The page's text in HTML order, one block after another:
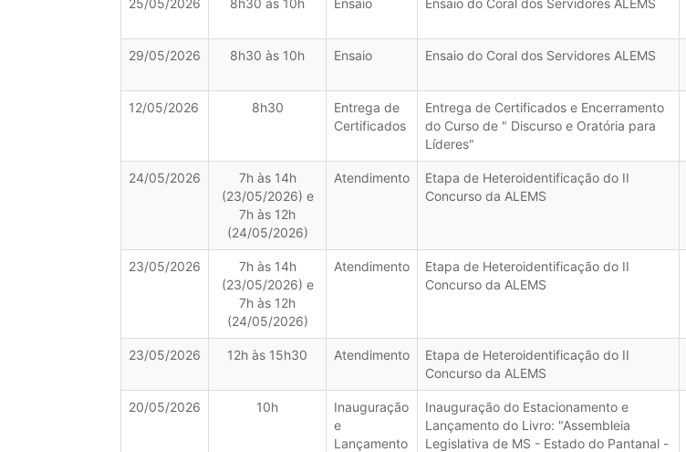
25/05/2026 8h30 às 10h Ensaio Ensaio do Coral dos Servidores ALEMS
29/05/2026 8h30 às 10h Ensaio Ensaio do Coral dos Servidores ALEMS
12/05/2026 8h30
Entrega de
Certificados
Entrega de Certificados e Encerramento
do Curso de " Discurso e Oratória para
Líderes"
24/05/2026
7h às 14h
(23/05/2026) e
7h às 12h
(24/05/2026)
Atendimento
Etapa de Heteroidentificação do II
Concurso da ALEMS
23/05/2026
7h às 14h
(23/05/2026) e
7h às 12h
(24/05/2026)
Atendimento
Etapa de Heteroidentificação do II
Concurso da ALEMS
23/05/2026 12h às 15h30 Atendimento
Etapa de Heteroidentificação do II
Concurso da ALEMS
20/05/2026 10h
Inauguração
e
Lançamento
Inauguração do Estacionamento e
Lançamento do Livro: "Assembleia
Legislativa de MS - Estado do Pantanal -